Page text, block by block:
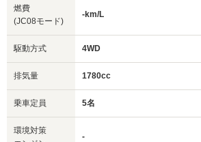
燃費
(JC08モード)
-km/L
駆動方式 4WD
排気量 1780cc
乗車定員 5名
環境対策
-